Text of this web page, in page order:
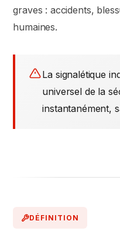
graves : accidents,
humaines.
La signalétique
universel de la
instantanément,
DÉFINITION